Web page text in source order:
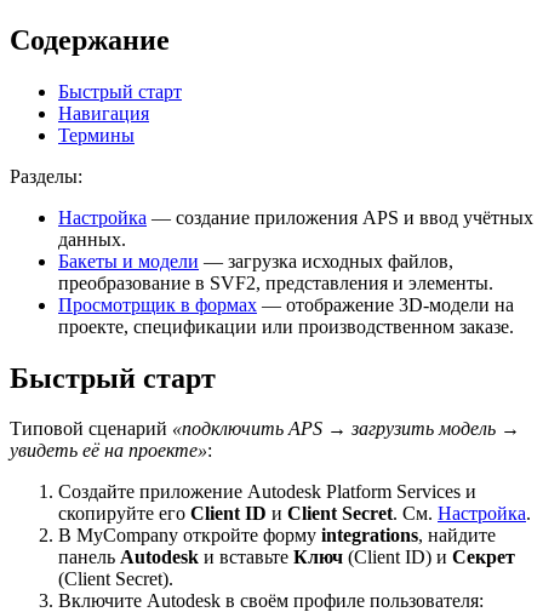
Содержание
Быстрый старт
Навигация
Термины
Разделы:
Настройка — создание приложения APS и ввод учётных
данных.
Бакеты и модели — загрузка исходных файлов,
преобразование в SVF2, представления и элементы.
Просмотрщик в формах — отображение 3D-модели на
проекте, спецификации или производственном заказе.
Быстрый старт
Типовой сценарий «подключить APS → загрузить модель →
увидеть её на проекте»:
Создайте приложение Autodesk Platform Services и
скопируйте его Client ID и Client Secret. См. Настройка.
В MyCompany откройте форму integrations, найдите
панель Autodesk и вставьте Ключ (Client ID) и Секрет
(Client Secret).
Включите Autodesk в своём профиле пользователя: